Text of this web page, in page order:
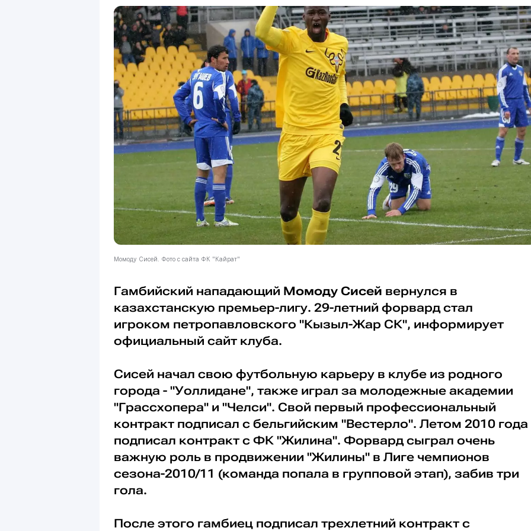
Момоду Сисей. Фото с сайта ФК "Кайрат"
Гамбийский нападающий Момоду Сисей вернулся в
казахстанскую премьер-лигу. 29-летний форвард стал
игроком петропавловского "Кызыл-Жар СК", информирует
официальный сайт клуба.
Сисей начал свою футбольную карьеру в клубе из родного
города - "Уоллидане", также играл за молодежные академии
"Грассхопера" и "Челси". Свой первый профессиональный
контракт подписал с бельгийским "Вестерло". Летом 2010 года
подписал контракт с ФК "Жилина". Форвард сыграл очень
важную роль в продвижении "Жилины" в Лиге чемпионов
сезона-2010/11 (команда попала в групповой этап), забив три
гола.
После этого гамбиец подписал трехлетний контракт с